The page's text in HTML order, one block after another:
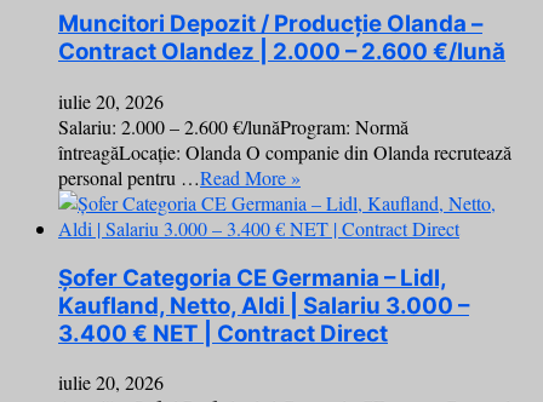
Muncitori Depozit / Producție Olanda –
Contract Olandez | 2.000 – 2.600 €/lună
iulie 20, 2026
Salariu: 2.000 – 2.600 €/lunăProgram: Normă
întreagăLocație: Olanda O companie din Olanda recrutează
personal pentru …Read More »
Șofer Categoria CE Germania – Lidl,
Kaufland, Netto, Aldi | Salariu 3.000 –
3.400 € NET | Contract Direct
iulie 20, 2026